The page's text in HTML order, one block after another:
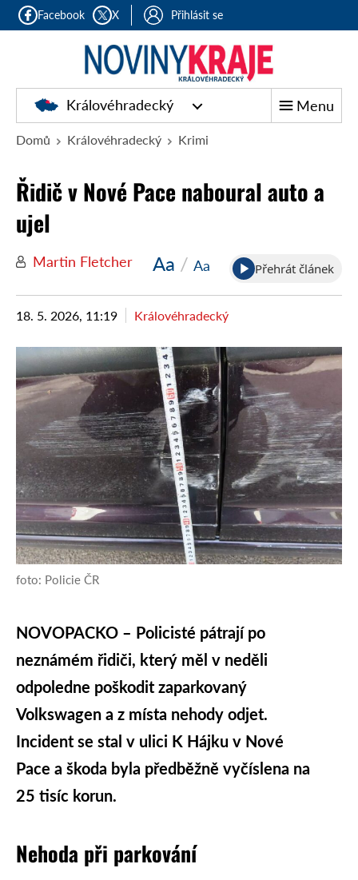
Facebook X Přihlásit se
Královéhradecký Menu
Domů Královéhradecký Krimi
Řidič v Nové Pace naboural auto a
ujel
Martin Fletcher Aa / Aa Přehrát článek
18. 5. 2026, 11:19 Královéhradecký
foto: Policie ČR
NOVOPACKO – Policisté pátrají po
neznámém řidiči, který měl v neděli
odpoledne poškodit zaparkovaný
Volkswagen a z místa nehody odjet.
Incident se stal v ulici K Hájku v Nové
Pace a škoda byla předběžně vyčíslena na
25 tisíc korun.
Nehoda při parkování